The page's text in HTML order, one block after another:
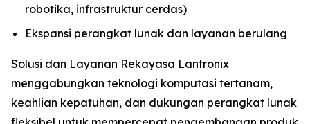
robotika, infrastruktur cerdas)
Ekspansi perangkat lunak dan layanan berulang
Solusi dan Layanan Rekayasa Lantronix
menggabungkan teknologi komputasi tertanam,
keahlian kepatuhan, dan dukungan perangkat lunak